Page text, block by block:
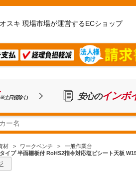
スキ 現場市場が運営するECショップ
土日祝除く) 安心のインボ
材 > ワークベンチ >
一般作業台
イプ 半面棚板付 RoHS2指令対応塩ビシート天板